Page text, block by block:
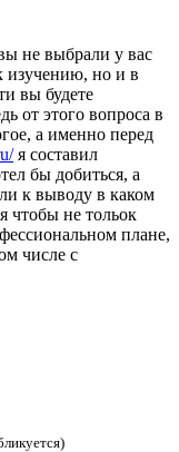
не выбрали у вас
изучению, но и в
вы будете
от этого вопроса в
а именно перед
я составил
бы добиться, а
к выводу в каком
чтобы не тольок
плане,
числе с